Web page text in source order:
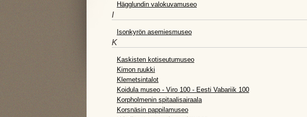
Hägglundin valokuvamuseo
I
Isonkyrön asemiesmuseo
K
Kaskisten kotiseutumuseo
Kimon ruukki
Klemetsintalot
Koidula museo - Viro 100 - Eesti Vabariik 100
Korpholmenin spitaalisairaala
Korsnäsin pappilamuseo